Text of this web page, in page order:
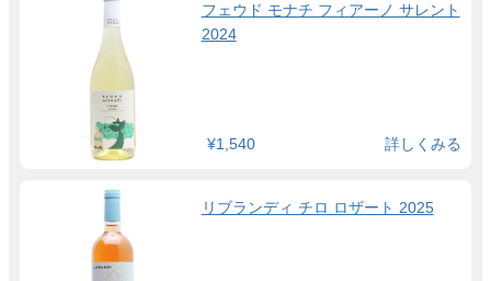
フェウド モナチ フィアーノ サレント
2024
¥1,540 詳しくみる
リブランディ チロ ロザート 2025